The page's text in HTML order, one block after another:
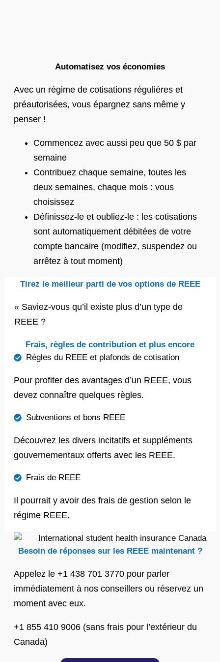
Automatisez vos économies
Avec un régime de cotisations régulières et
préautorisées, vous épargnez sans même y
penser !
Commencez avec aussi peu que 50 $ par
semaine
Contribuez chaque semaine, toutes les
deux semaines, chaque mois : vous
choisissez
Définissez-le et oubliez-le : les cotisations
sont automatiquement débitées de votre
compte bancaire (modifiez, suspendez ou
arrêtez à tout moment)
Tirez le meilleur parti de vos options de REEE
« Saviez-vous qu’il existe plus d’un type de
REEE ?
Frais, règles de contribution et plus encore
Règles du REEE et plafonds de cotisation
Pour profiter des avantages d’un REEE, vous
devez connaître quelques règles.
Subventions et bons REEE
Découvrez les divers incitatifs et suppléments
gouvernementaux offerts avec les REEE.
Frais de REEE
Il pourrait y avoir des frais de gestion selon le
régime REEE.
Besoin de réponses sur les REEE maintenant ?
Appelez le +1 438 701 3770 pour parler
immédiatement à nos conseillers ou réservez un
moment avec eux.
+1 855 410 9006 (sans frais pour l’extérieur du
Canada)